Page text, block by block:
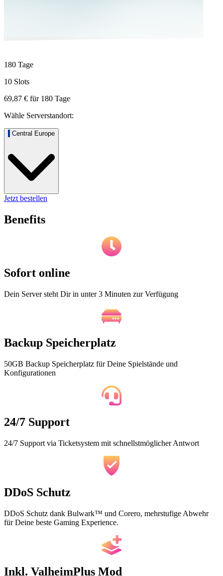
180 Tage
10 Slots
69,87 € für 180 Tage
Wähle Serverstandort:
Central Europe
Jetzt bestellen
Benefits
Sofort online
Dein Server steht Dir in unter 3 Minuten zur Verfügung
Backup Speicherplatz
50GB Backup Speicherplatz für Deine Spielstände und
Konfigurationen
24/7 Support
24/7 Support via Ticketsystem mit schnellstmöglicher Antwort
DDoS Schutz
DDoS Schutz dank Bulwark™ und Corero, mehrstufige Abwehr
für Deine beste Gaming Experience.
Inkl. ValheimPlus Mod